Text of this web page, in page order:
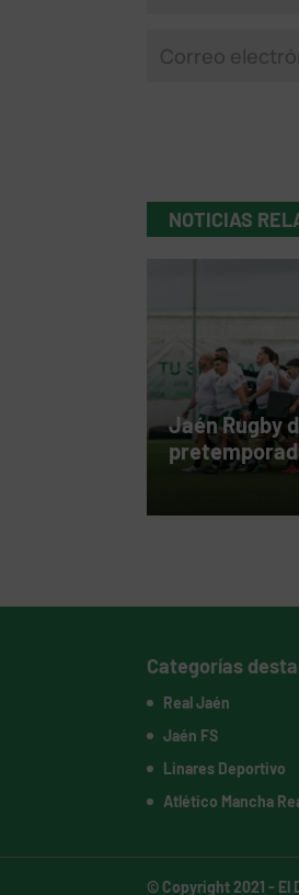
NOTICIAS
Jaén Rugby
Categorías
Real Jaén
Jaén FS
Linares Deportivo
Atlético Mancha
© Copyright 2021 - El